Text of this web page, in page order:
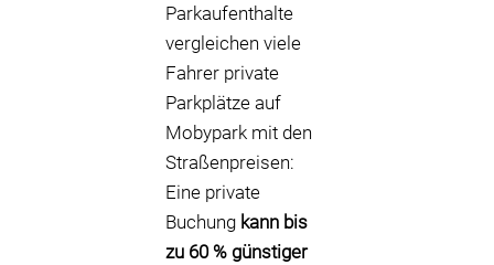
Parkaufenthalte
vergleichen viele
Fahrer private
Parkplätze auf
Mobypark mit den
Straßenpreisen:
Eine private
Buchung kann bis
zu 60 % günstiger